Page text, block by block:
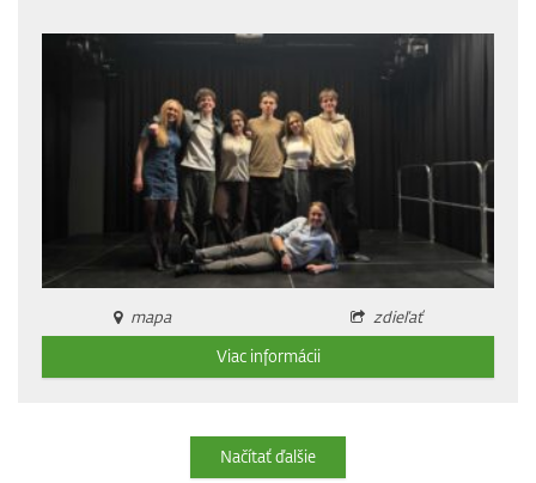
mapa
zdieľať
Viac informácii
Načítať ďalšie